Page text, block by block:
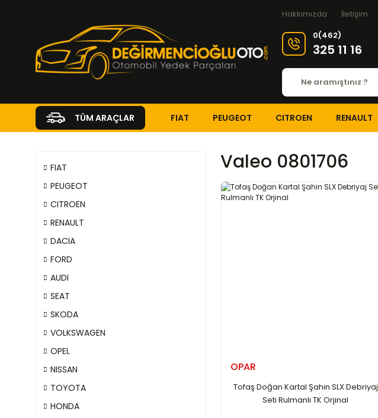
Hakkımızda İletişim
0(462)
325 11 16
TÜM ARAÇLAR FIAT PEUGEOT CITROEN RENAULT
FIAT
PEUGEOT
CITROEN
RENAULT
DACIA
FORD
AUDI
SEAT
SKODA
VOLKSWAGEN
OPEL
NISSAN
TOYOTA
HONDA
Valeo 0801706
OPAR
Tofaş Doğan Kartal Şahin SLX Debriyaj
Seti Rulmanlı TK Orjinal